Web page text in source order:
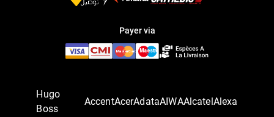
Payer via
Hugo
Boss
AccentAcerAdataAIWAAlcatel Alexa